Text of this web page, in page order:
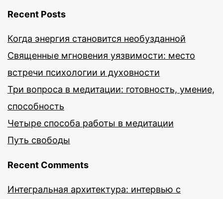
Recent Posts
Когда энергия становится необузданной
Священные мгновения уязвимости: место
встречи психологии и духовности
Три вопроса в медитации: готовность, умение,
способность
Четыре способа работы в медитации
Путь свободы
Recent Comments
Интегральная архитектура: интервью с